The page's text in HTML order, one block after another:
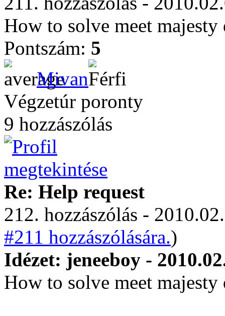
How to solve meet majesty
Pontszám: 5
Mivan
Végzetúr poronty
9 hozzászólás
Re: Help request
212. hozzászólás -
#211 hozzászólására.)
Idézet: jeneeboy -
How to solve meet majesty